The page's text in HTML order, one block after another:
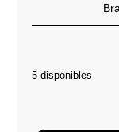
5 disponibles